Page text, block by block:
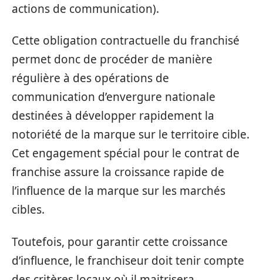
actions de communication).
Cette obligation contractuelle du franchisé
permet donc de procéder de manière
régulière à des opérations de
communication d’envergure nationale
destinées à développer rapidement la
notoriété de la marque sur le territoire cible.
Cet engagement spécial pour le contrat de
franchise assure la croissance rapide de
l’influence de la marque sur les marchés
cibles.
Toutefois, pour garantir cette croissance
d’influence, le franchiseur doit tenir compte